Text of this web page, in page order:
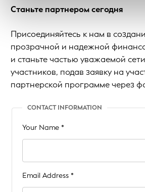
Мы рекомендуем включить
улучшить ваш опыт на нашем
Станьте партнером сегодня
Присоединяйтесь к нам в
прозрачной и надежной
и станьте частью уважаемой
участников, подав заявку на
партнерской программе через
CONTACT INFORMATION
Your Name *
Email Address *